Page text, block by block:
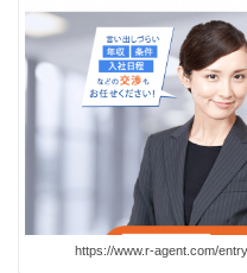
https://www.r-agent.com/